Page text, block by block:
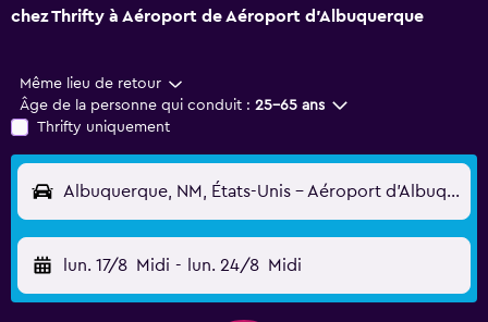
chez Thrifty à Aéroport de Aéroport d'Albuquerque
Même lieu de retour
Âge de la personne qui conduit : 25-65 ans
Thrifty uniquement
Albuquerque, NM, États-Unis - Aéroport d'Albuquerque (ABQ)
lun. 17/8 Midi - lun. 24/8 Midi